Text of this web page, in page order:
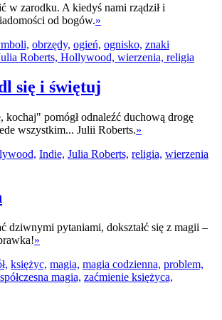
w zarodku. A kiedyś nami rządził i
od bogów.»
obrzędy, ogień, ognisko, znaki
się i świętuj
kochaj" pomógł odnaleźć duchową drogę
wszystkim... Julii Roberts.»
Indie, Julia Roberts, religia, wierzenia
dziwnymi pytaniami, dokształć się z magii –
»
księżyc, magia, magia codzienna, problem,
magia, zaćmienie księżyca,